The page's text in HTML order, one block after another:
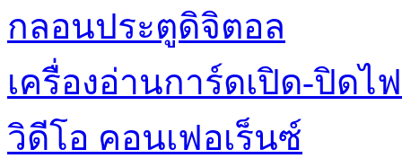
กลอนประตูดิจิตอล
เครื่องอ่านการ์ดเปิด-ปิดไฟ
วิดีโอ คอนเฟอเร็นซ์